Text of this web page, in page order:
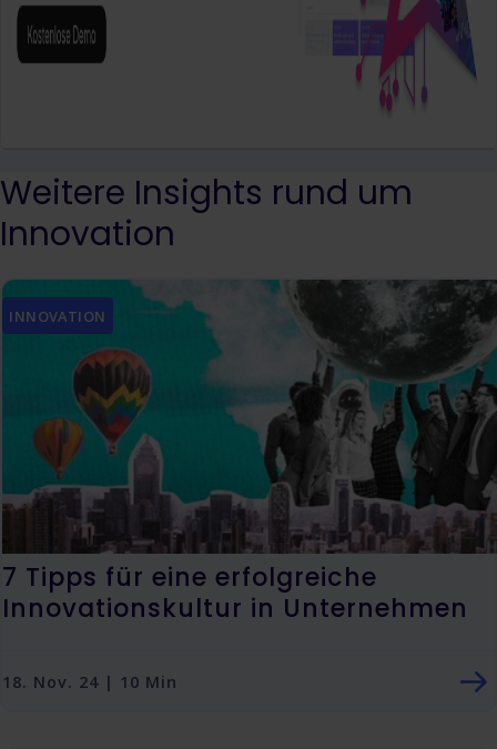
Weitere Insights rund um
Innovation
INNOVATION
7 Tipps für eine erfolgreiche
Innovationskultur in Unternehmen
18. Nov. 24 | 10 Min